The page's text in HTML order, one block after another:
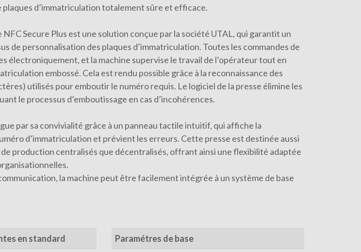
d’immatriculation totalement sûre et efficace.
NFC Secure Plus est une solution conçue par la société UTAL, qui garantit un
de personnalisation des plaques d’immatriculation. Toutes les commandes de
électroniquement, et la machine supervise le travail de l’opérateur tout en
embossé. Cela est rendu possible grâce à la reconnaissance des
utilisés pour emboutir le numéro requis. Le logiciel de la presse élimine les
le processus d’emboutissage en cas d’incohérences.
par sa convivialité grâce à un panneau tactile intuitif, qui affiche la
d’immatriculation et prévient les erreurs. Cette presse est destinée aussi
production centralisés que décentralisés, offrant ainsi une flexibilité adaptée
la machine peut être facilement intégrée à un système de base
en standard
Paramétres de base